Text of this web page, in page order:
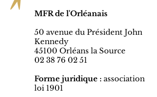
MFR de l'Orléanais
50 avenue du Président John
Kennedy
45100 Orléans la Source
02 38 76 02 51
Forme juridique : association
loi 1901